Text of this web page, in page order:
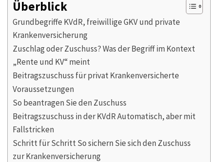
Überblick
Grundbegriffe KVdR, freiwillige GKV und private
Krankenversicherung
Zuschlag oder Zuschuss? Was der Begriff im Kontext
„Rente und KV“ meint
Beitragszuschuss für privat Krankenversicherte
Voraussetzungen
So beantragen Sie den Zuschuss
Beitragszuschuss in der KVdR Automatisch, aber mit
Fallstricken
Schritt für Schritt So sichern Sie sich den Zuschuss
zur Krankenversicherung